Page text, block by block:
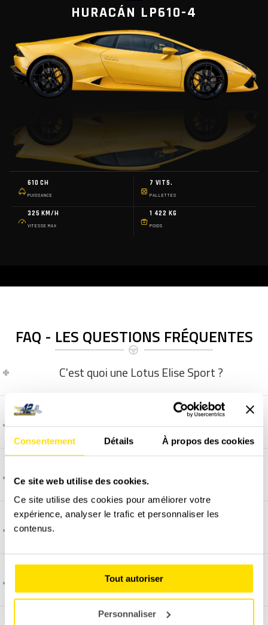
Consentement Détails À propos des cookies
Ce site web utilise des cookies.
Ce site utilise des cookies pour améliorer votre
expérience, analyser le trafic et personnaliser les
contenus.
Tout autoriser
Personnaliser
HURACÁN LP610-4
610 CH
PUISSANCE
7 VITS.
PALLETTES
325 KM/H
VITESSE MAX
1 422 KG
POIDS
FAQ - LES QUESTIONS FRÉQUENTES
C'est quoi une Lotus Elise Sport ?
C'est quoi une Alpine A110 ?
C'est quoi une Porsche 718 Cayman S ?
C'est quoi une Ferrari 448 GTB ?